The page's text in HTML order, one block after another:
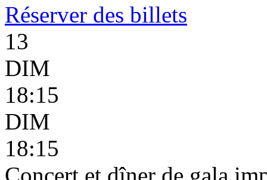
Réserver des billets
13
DIM
18:15
DIM
18:15